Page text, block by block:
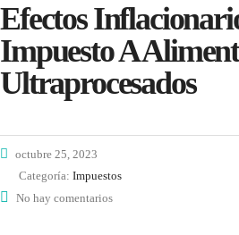
Efectos
Impuesto A
Ultraprocesados
octubre 25, 2023
Categoría: Impuestos
No hay comentarios